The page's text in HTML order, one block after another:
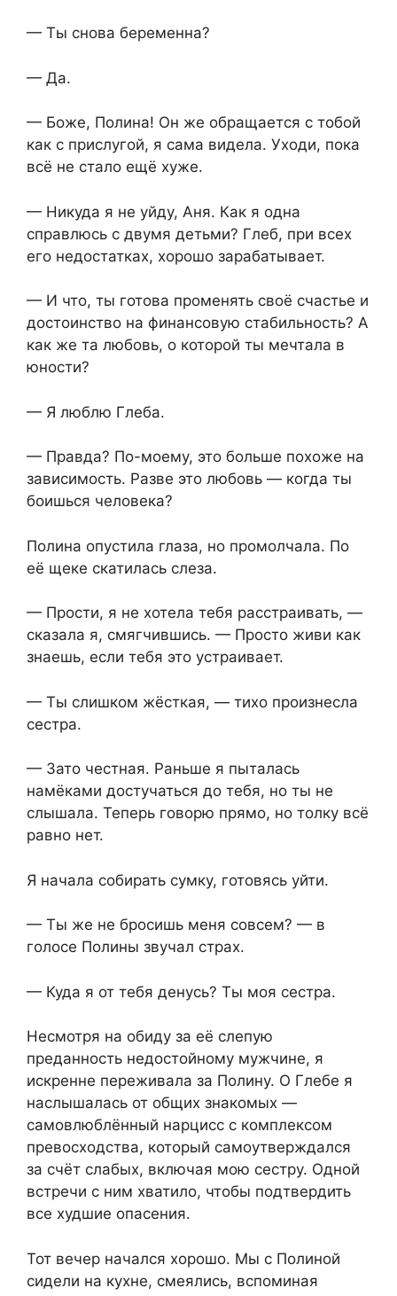
— Ты снова беременна?
— Да.
— Боже, Полина! Он же обращается с тобой
как с прислугой, я сама видела. Уходи, пока
всё не стало ещё хуже.
— Никуда я не уйду, Аня. Как я одна
справлюсь с двумя детьми? Глеб, при всех
его недостатках, хорошо зарабатывает.
— И что, ты готова променять своё счастье и
достоинство на финансовую стабильность? А
как же та любовь, о которой ты мечтала в
юности?
— Я люблю Глеба.
— Правда? По-моему, это больше похоже на
зависимость. Разве это любовь — когда ты
боишься человека?
Полина опустила глаза, но промолчала. По
её щеке скатилась слеза.
— Прости, я не хотела тебя расстраивать, —
сказала я, смягчившись. — Просто живи как
знаешь, если тебя это устраивает.
— Ты слишком жёсткая, — тихо произнесла
сестра.
— Зато честная. Раньше я пыталась
намёками достучаться до тебя, но ты не
слышала. Теперь говорю прямо, но толку всё
равно нет.
Я начала собирать сумку, готовясь уйти.
— Ты же не бросишь меня совсем? — в
голосе Полины звучал страх.
— Куда я от тебя денусь? Ты моя сестра.
Несмотря на обиду за её слепую
преданность недостойному мужчине, я
искренне переживала за Полину. О Глебе я
наслышалась от общих знакомых —
самовлюблённый нарцисс с комплексом
превосходства, который самоутверждался
за счёт слабых, включая мою сестру. Одной
встречи с ним хватило, чтобы подтвердить
все худшие опасения.
Тот вечер начался хорошо. Мы с Полиной
сидели на кухне, смеялись, вспоминая